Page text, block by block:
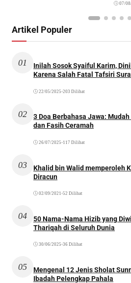
07/
Artikel Populer
01
Inilah Sosok Syaiful Karim,
Karena Salah Fatal Tafsiri
22/05/2025 •203 Dilihat
02
3 Doa Berbahasa Jawa:
dan Fasih Ceramah
26/07/2025 •117 Dilihat
03
Khalid bin Walid memperoleh
Diracun
02/09/2021 •52 Dilihat
04
50 Nama-Nama Hizib yang
Thariqah di Seluruh Dunia
30/06/2025 •36 Dilihat
05
Mengenal 12 Jenis Sholat
Ibadah Pelengkap Pahala